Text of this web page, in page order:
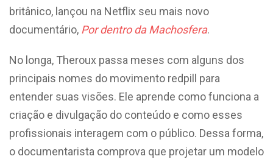
britânico, lançou na Netflix seu mais novo
documentário, Por dentro da Machosfera.
No longa, Theroux passa meses com alguns dos
principais nomes do movimento redpill para
entender suas visões. Ele aprende como funciona a
criação e divulgação do conteúdo e como esses
profissionais interagem com o público. Dessa forma,
o documentarista comprova que projetar um modelo